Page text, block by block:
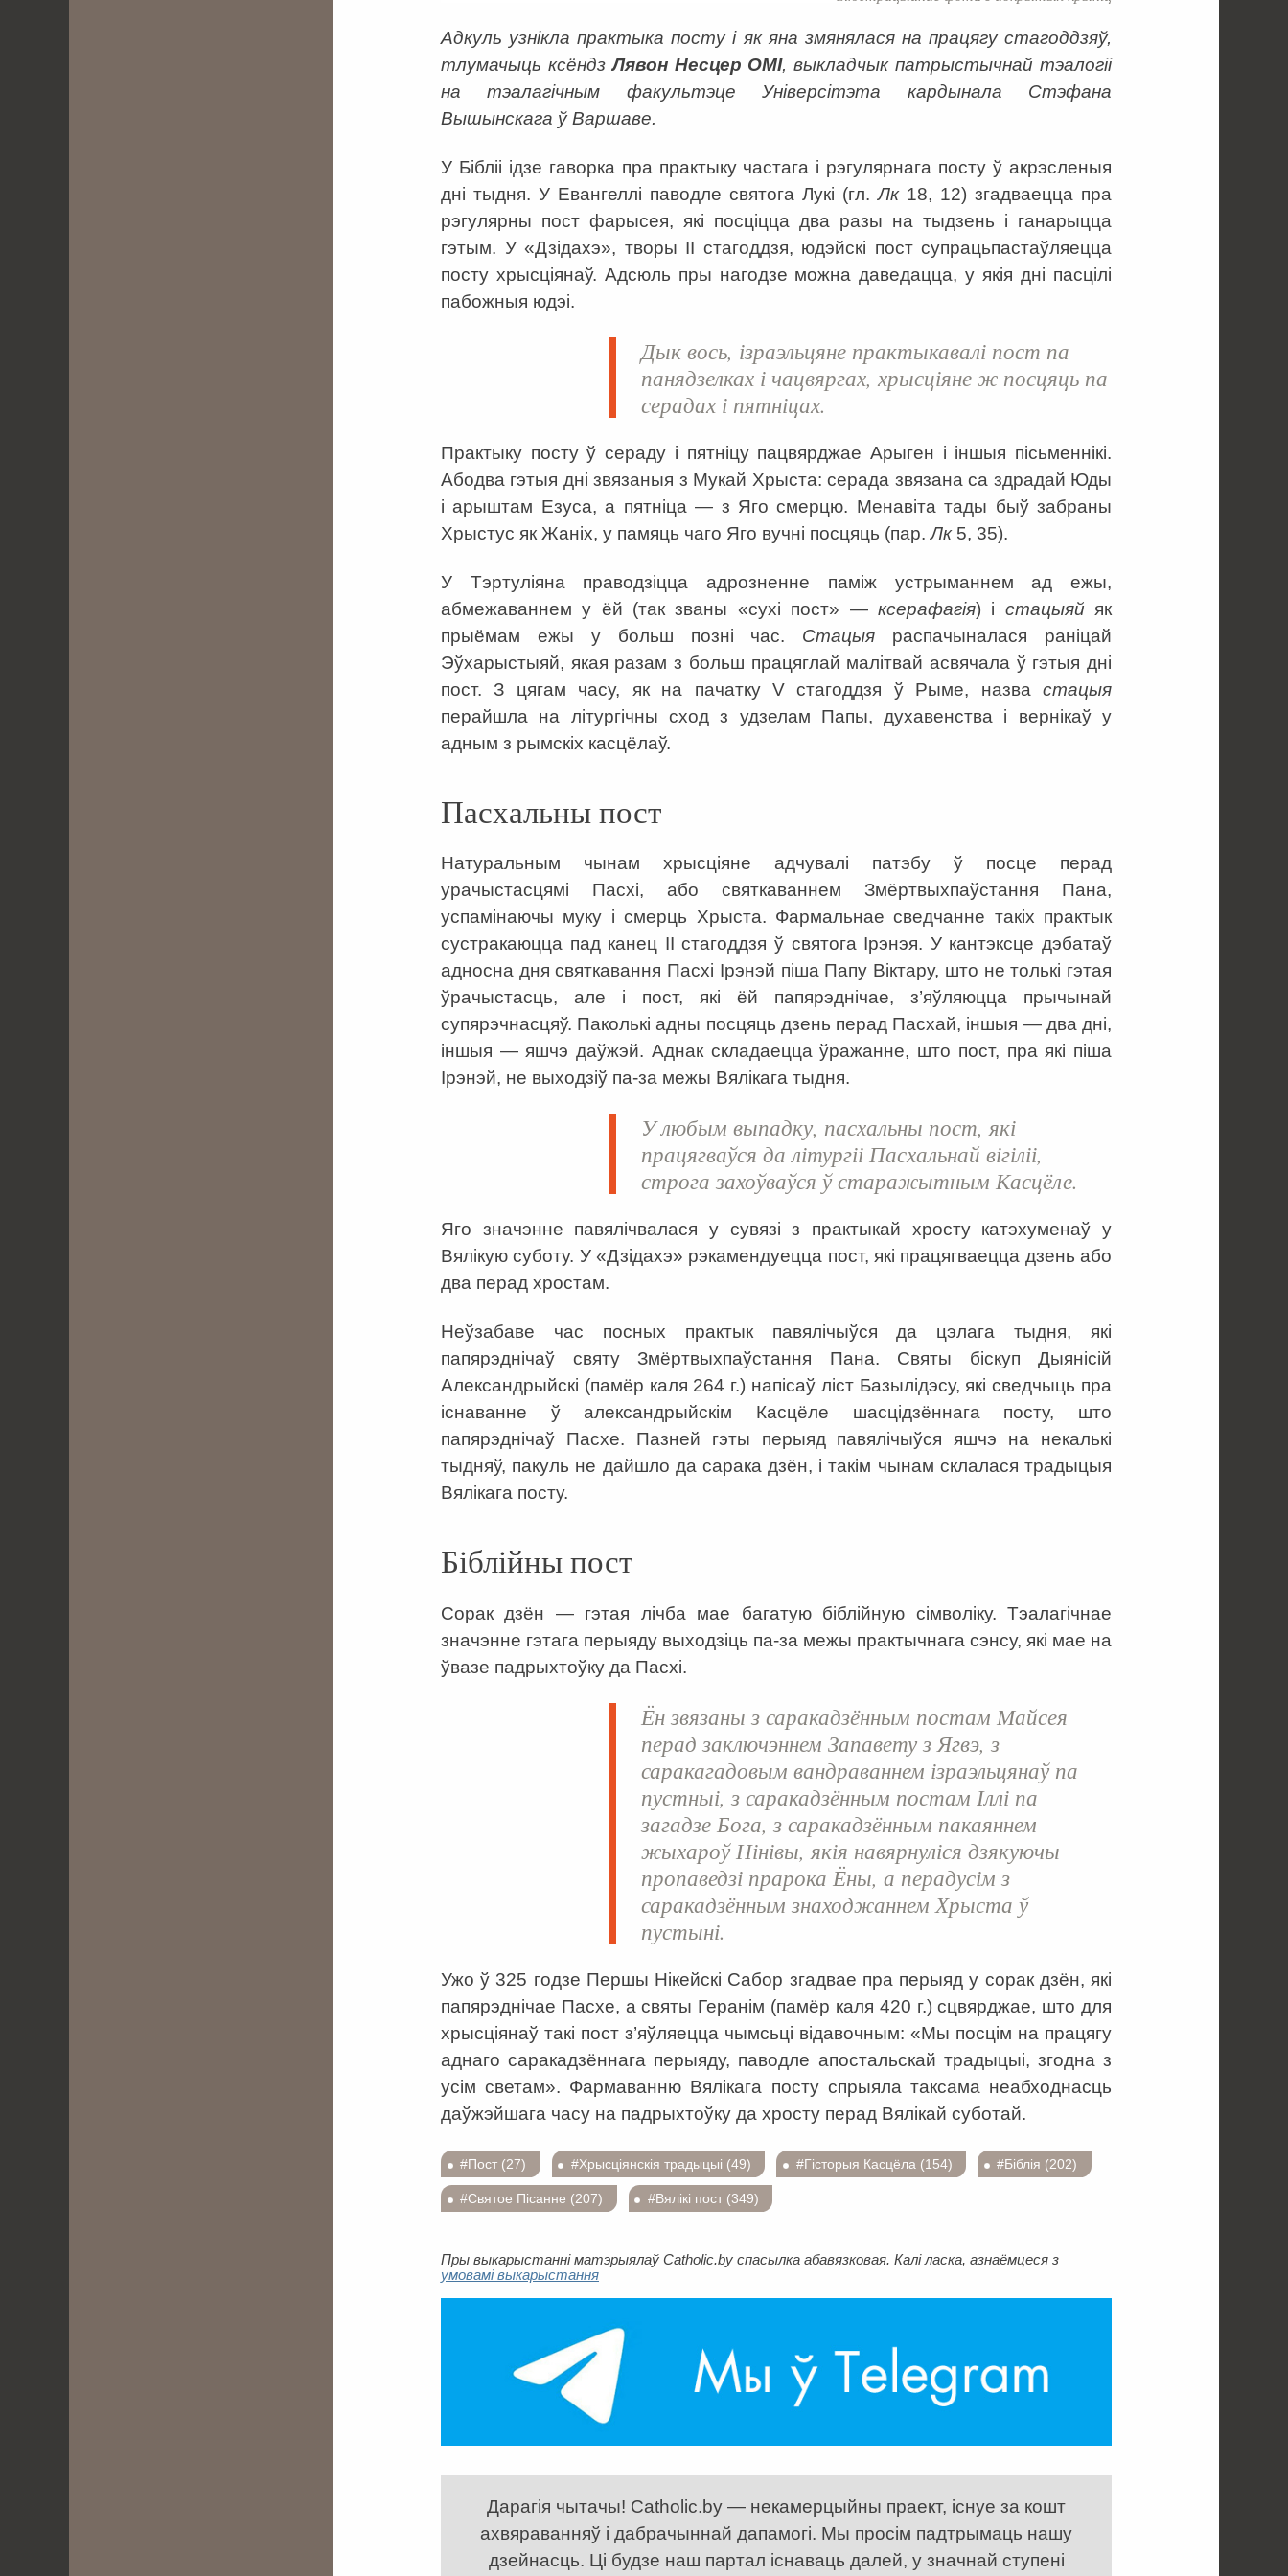
Адкуль узнікла практыка посту і як яна змянялася на працягу стагоддзяў,
тлумачыць ксёндзЛявон Несцер ОМІ, выкладчык патрыстычнай тэалогіі
на тэалагічным факультэце Універсітэта кардынала Стэфана
Вышынскага ў Варшаве.
У Бібліі ідзе гаворка пра практыку частага і рэгулярнага посту ў акрэсленыя
дні тыдня. У Евангеллі паводле святога Лукі (гл.Лк18, 12) згадваецца пра
рэгулярны пост фарысея, які посціцца два разы на тыдзень і ганарыцца
гэтым. У «Дзідахэ», творы ІІ стагоддзя, юдэйскі пост супрацьпастаўляецца
посту хрысціянаў. Адсюль пры нагодзе можна даведацца, у якія дні пасцілі
пабожныя юдэі.
Дык вось, ізраэльцяне практыкавалі пост па
панядзелках і чацвяргах, хрысціяне ж посцяць па
серадах і пятніцах.
Практыку посту ў сераду і пятніцу пацвярджае Арыген і іншыя пісьменнікі.
Абодва гэтыя дні звязаныя з Мукай Хрыста: серада звязана са здрадай Юды
і арыштам Езуса, а пятніца — з Яго смерцю. Менавіта тады быў забраны
Хрыстус як Жаніх, у памяць чаго Яго вучні посцяць (пар.Лк5, 35).
У Тэртуліяна праводзіцца адрозненне паміж устрыманнем ад ежы,
абмежаваннем у ёй (так званы «сухі пост» — ксерафагія) і стацыяй як
прыёмам ежы у больш позні час. Стацыя распачыналася раніцай
Эўхарыстыяй, якая разам з больш працяглай малітвай асвячала ў гэтыя дні
пост. З цягам часу, як на пачатку V стагоддзя ў Рыме, назва стацыя
перайшла на літургічны сход з удзелам Папы, духавенства і вернікаў у
адным з рымскіх касцёлаў.
Пасхальны пост
Натуральным чынам хрысціяне адчувалі патэбу ў посце перад
урачыстасцямі Пасхі, або святкаваннем Змёртвыхпаўстання Пана,
успамінаючы муку і смерць Хрыста. Фармальнае сведчанне такіх практык
сустракаюцца пад канец ІІ стагоддзя ў святога Ірэнэя. У кантэксце дэбатаў
адносна дня святкавання Пасхі Ірэнэй піша Папу Віктару, што не толькі гэтая
ўрачыстасць, але і пост, які ёй папярэднічае, з’яўляюцца прычынай
супярэчнасцяў. Паколькі адны посцяць дзень перад Пасхай, іншыя — два дні,
іншыя — яшчэ даўжэй. Аднак складаецца ўражанне, што пост, пра які піша
Ірэнэй, не выходзіў па-за межы Вялікага тыдня.
У любым выпадку, пасхальны пост, які
працягваўся да літургіі Пасхальнай вігіліі,
строга захоўваўся ў старажытным Касцёле.
Яго значэнне павялічвалася у сувязі з практыкай хросту катэхуменаў у
Вялікую суботу. У «Дзідахэ» рэкамендуецца пост, які працягваецца дзень або
два перад хростам.
Неўзабаве час посных практык павялічыўся да цэлага тыдня, які
папярэднічаў святу Змёртвыхпаўстання Пана. Святы біскуп Дыянісій
Александрыйскі (памёр каля 264 г.) напісаў ліст Базылідэсу, які сведчыць пра
існаванне ў александрыйскім Касцёле шасцідзённага посту, што
папярэднічаў Пасхе. Пазней гэты перыяд павялічыўся яшчэ на некалькі
тыдняў, пакуль не дайшло да сарака дзён, і такім чынам склалася традыцыя
Вялікага посту.
Біблійны пост
Сорак дзён — гэтая лічба мае багатую біблійную сімволіку. Тэалагічнае
значэнне гэтага перыяду выходзіць па-за межы практычнага сэнсу, які мае на
ўвазе падрыхтоўку да Пасхі.
Ён звязаны з саракадзённым постам Майсея
перад заключэннем Запавету з Ягвэ, з
саракагадовым вандраваннем ізраэльцянаў па
пустныі, з саракадзённым постам Іллі па
загадзе Бога, з саракадзённым пакаяннем
жыхароў Нінівы, якія навярнуліся дзякуючы
пропаведзі прарока Ёны, а перадусім з
саракадзённым знаходжаннем Хрыста ў
пустыні.
Ужо ў 325 годзе Першы Нікейскі Сабор згадвае пра перыяд у сорак дзён, які
папярэднічае Пасхе, а святы Геранім (памёр каля 420 г.) сцвярджае, што для
хрысціянаў такі пост з’яўляецца чымсьці відавочным: «Мы посцім на працягу
аднаго саракадзённага перыяду, паводле апостальскай традыцыі, згодна з
усім светам». Фармаванню Вялікага посту спрыяла таксама неабходнасць
даўжэйшага часу на падрыхтоўку да хросту перад Вялікай суботай.
#Пост (27) #Хрысціянскія традыцыі (49) #Гісторыя Касцёла (154) #Біблія (202)
#Святое Пісанне (207) #Вялікі пост (349)
Пры выкарыстанні матэрыялаў Catholic.by спасылка абавязковая. Калі ласка, азнаёмцеся з
умовамі выкарыстання
Дарагія чытачы! Catholic.by — некамерцыйны праект, існуе за кошт
ахвяраванняў і дабрачыннай дапамогі. Мы просім падтрымаць нашу
дзейнасць. Ці будзе наш партал існаваць далей, у значнай ступені